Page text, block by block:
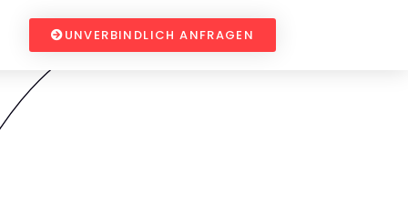
UNVERBINDLICH ANFRAGEN